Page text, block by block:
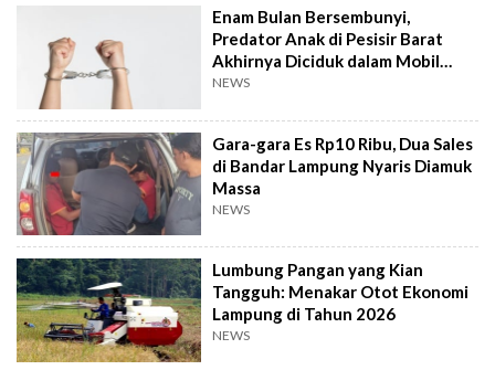
Enam Bulan Bersembunyi,
Predator Anak di Pesisir Barat
Akhirnya Diciduk dalam Mobil
Travel
NEWS
Gara-gara Es Rp10 Ribu, Dua Sales
di Bandar Lampung Nyaris Diamuk
Massa
NEWS
Lumbung Pangan yang Kian
Tangguh: Menakar Otot Ekonomi
Lampung di Tahun 2026
NEWS